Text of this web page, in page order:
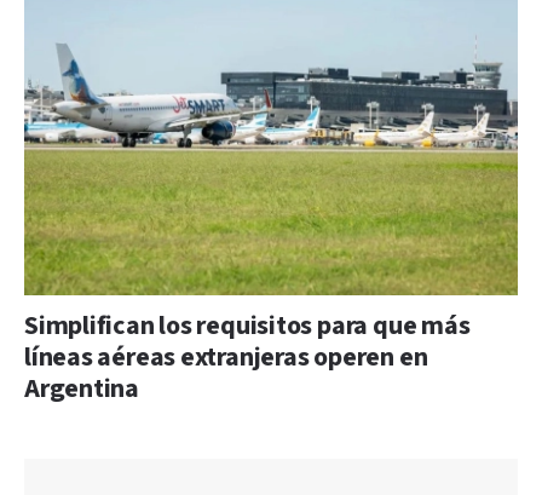
Simplifican los requisitos para que más
líneas aéreas extranjeras operen en
Argentina